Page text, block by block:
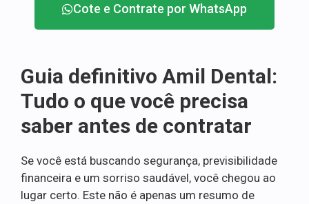
Cote e Contrate por WhatsApp
Guia definitivo Amil Dental:
Tudo o que você precisa
saber antes de contratar
Se você está buscando segurança, previsibilidade
financeira e um sorriso saudável, você chegou ao
lugar certo. Este não é apenas um resumo de